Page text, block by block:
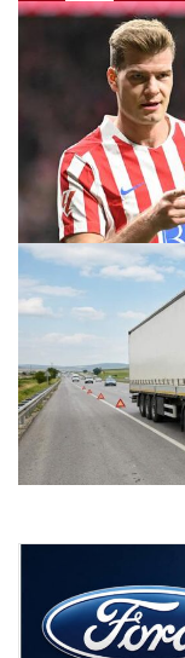
Fenerbahçe’de
“Tedesco
Gaziantep Şehir